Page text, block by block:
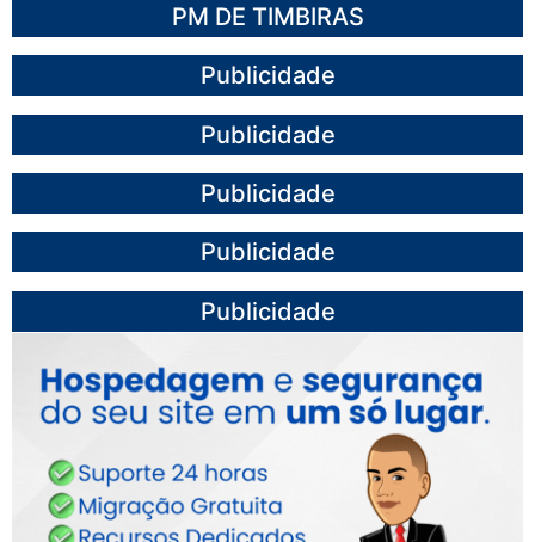
PM DE TIMBIRAS
Publicidade
Publicidade
Publicidade
Publicidade
Publicidade